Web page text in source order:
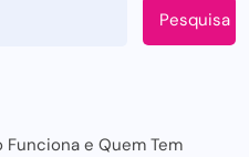
Pesquisa
Funciona e Quem Tem